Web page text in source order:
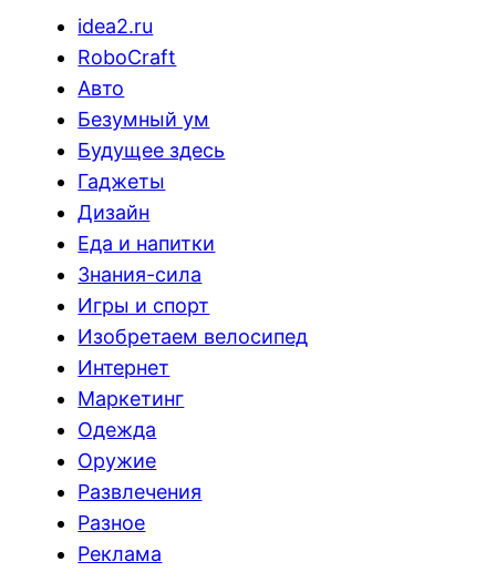
idea2.ru
RoboCraft
Авто
Безумный ум
Будущее здесь
Гаджеты
Дизайн
Еда и напитки
Знания-сила
Игры и спорт
Изобретаем велосипед
Интернет
Маркетинг
Одежда
Оружие
Развлечения
Разное
Реклама